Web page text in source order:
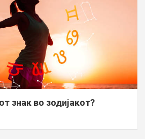
знак во зодијакот?